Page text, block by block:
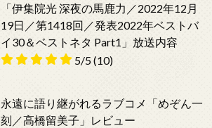
「伊集院光 深夜の馬鹿力／2022年12月
19日／第1418回／発表2022年ベストバ
イ30＆ベストネタ Part1」放送内容
5/5(10)
永遠に語り継がれるラブコメ「めぞん一
刻／高橋留美子」レビュー